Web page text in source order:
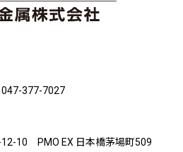
377-7027
10 PMO EX 日本橋茅場町509